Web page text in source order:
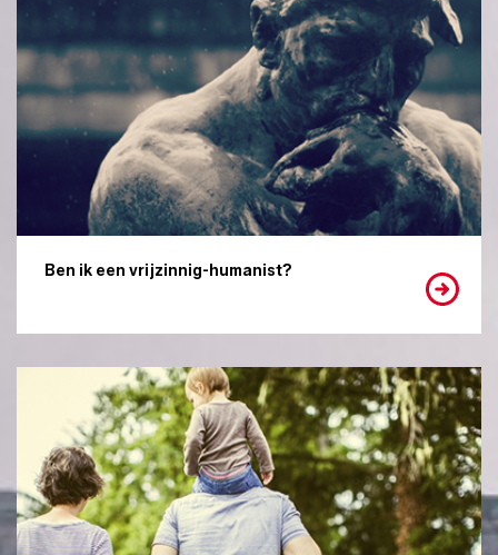
Ben ik een vrijzinnig-humanist?